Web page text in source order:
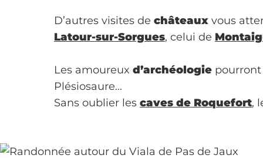
D’autres visites de châteaux vous
Latour-sur-Sorgues, celui de
Les amoureux d’archéologie pourront
Plésiosaure…
Sans oublier les caves de Roquefort,